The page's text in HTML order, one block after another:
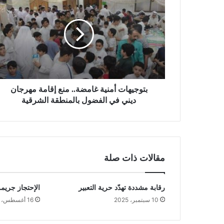
بتوجيهات أمنية غامضة.. منع إقامة مهرجان
ديني في الفضول بالمنطقة الشرقية
مقالات ذات صلة
رقابة مشددة تهدّد حرية التعبير
10 سبتمبر، 2025
الإحتجاز
16 أغسطس، 2025